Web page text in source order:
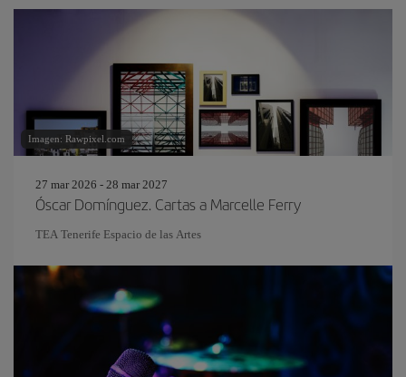
Imagen: Rawpixel.com
27 mar 2026 - 28 mar 2027
Óscar Domínguez. Cartas a Marcelle Ferry
TEA Tenerife Espacio de las Artes